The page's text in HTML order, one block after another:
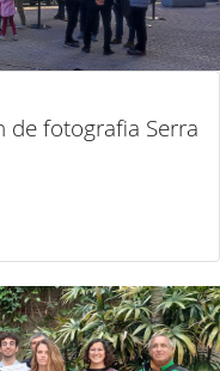
de fotografia Serra